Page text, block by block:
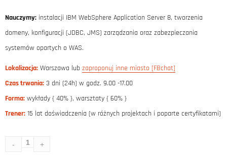
6750zł. 5740zł.
Nauczymy: instalacji IBM WebSphere Application Server 8, tworzenia
domeny, konfiguracji (JDBC, JMS) zarządzania oraz zabezpieczania
systemów opartych o WAS.
Lokalizacja: Warszawa lub zaproponuj inne miasto [FBchat]
Czas trwania: 3 dni (24h) w godz. 9.00 -17.00
Forma: wykłady { 40% }, warsztaty { 60% }
Trener: 15 lat doświadczenia (w różnych projektach i poparte certyfikatami)